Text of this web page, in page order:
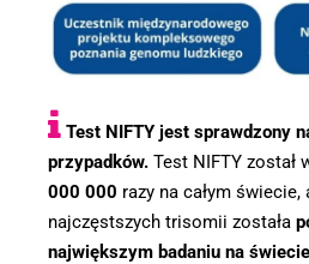
Test NIFTY jest sprawdzony
przypadków. Test NIFTY został
000 000 razy na całym świecie,
najczęstszych trisomii została
największym badaniu na świecie